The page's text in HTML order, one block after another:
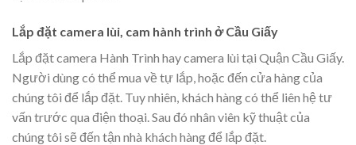
Lắp đặt camera lùi, cam hành trình ở Cầu Giấy
Lắp đặt camera Hành Trình hay camera lùi tại Quận Cầu Giấy.
Người dùng có thể mua về tự lắp, hoặc đến cửa hàng của
chúng tôi để lắp đặt. Tuy nhiên, khách hàng có thể liên hệ tư
vấn trước qua điện thoại. Sau đó nhân viên kỹ thuật của
chúng tôi sẽ đến tận nhà khách hàng để lắp đặt.